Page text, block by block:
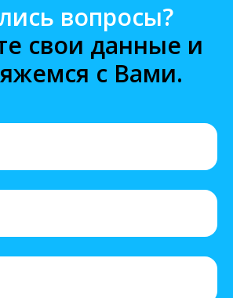
вопросы?
свои данные и
с Вами.